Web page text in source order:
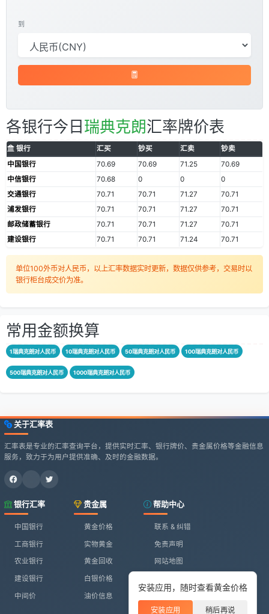
安装应用，随时查看黄金价格
安装应用 稍后再说
到
各银行今日 瑞典克朗汇率牌价表
银行 汇买 钞买 汇卖
钞卖
中国银行
70.69 70.69 71.25
70.69
中信银行
70.68 0 0
0
交通银行
70.71 70.71 71.27
70.71
浦发银行
70.71 70.71 71.27
70.71
邮政储蓄银行
70.71 70.71 71.27
70.71
建设银行
70.71 70.71 71.24 70.71
单位100外币对人民币，以上汇率数据实时更新，数据仅供参考，交易时以
银行柜台成交价为准。
常用金额换算
1瑞典克朗对人民币 10瑞典克朗对人民币 50瑞典克朗对人民币 100瑞典克朗对人民币
500瑞典克朗对人民币 1000瑞典克朗对人民币
关于汇率表
汇率表是专业的汇率查询平台，提供实时汇率、银行牌价、贵金属价格等金融信息
服务，致力于为用户提供准确、及时的金融数据。
银行汇率
中国银行
工商银行
农业银行
建设银行
中间价
贵金属
黄金价格
实物黄金
黄金回收
白银价格
油价信息
帮助中心
联系 & 纠错
免责声明
网站地图